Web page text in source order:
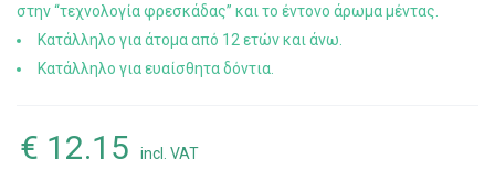
στην “τεχνολογία φρεσκάδας” και το έντονο άρωμα μέντας.
Κατάλληλο για άτομα από 12 ετών και άνω.
Κατάλληλο για ευαίσθητα δόντια.
€ 12.15 incl. VAT